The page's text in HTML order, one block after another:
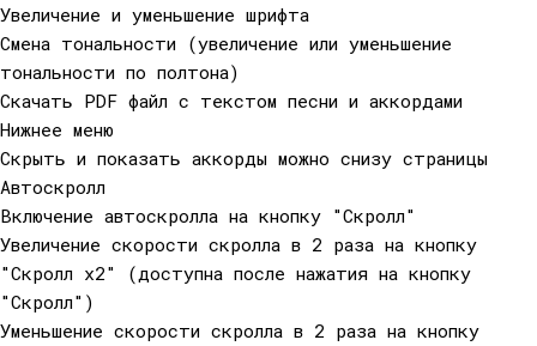
Увеличение и уменьшение шрифта
Смена тональности (увеличение или уменьшение
тональности по полтона)
Cкачать PDF файл с текстом песни и аккордами
Нижнее меню
Скрыть и показать аккорды можно снизу страницы
Автоскролл
Включение автоскролла на кнопку "Скролл"
Увеличение скорости скролла в 2 раза на кнопку
"Скролл x2" (доступна после нажатия на кнопку
"Скролл")
Уменьшение скорости скролла в 2 раза на кнопку